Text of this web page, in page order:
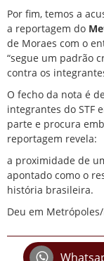
Por fim, temos a
a reportagem do
de Moraes com o
“segue um padrão
contra os
O fecho da nota é de
integrantes do STF
parte e procura
reportagem revela:
a proximidade de
apontado como o
história brasileira.
Deu em